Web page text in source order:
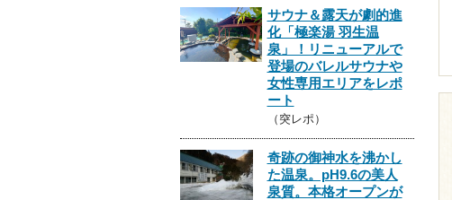
サウナ＆露天が劇的進
化「極楽湯 羽生温
泉」！リニューアルで
登場のバレルサウナや
女性専用エリアをレポ
ート
（突レポ）
奇跡の御神水を沸かし
た温泉。pH9.6の美人
泉質。本格オープンが